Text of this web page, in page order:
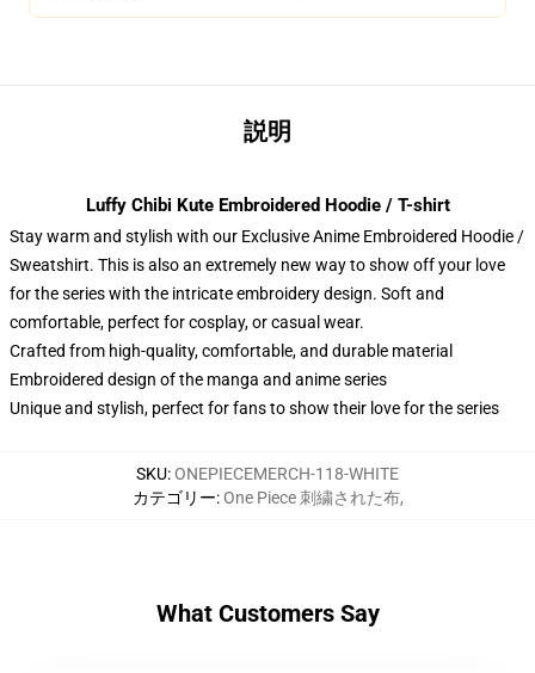
説明
Luffy Chibi Kute Embroidered Hoodie / T-shirt
Stay warm and stylish with our Exclusive Anime Embroidered Hoodie /
Sweatshirt. This is also an extremely new way to show off your love
for the series with the intricate embroidery design. Soft and
comfortable, perfect for cosplay, or casual wear.
Crafted from high-quality, comfortable, and durable material
Embroidered design of the manga and anime series
Unique and stylish, perfect for fans to show their love for the series
SKU:ONEPIECEMERCH-118-WHITE
カテゴリー:One Piece 刺繍された布,
What Customers Say